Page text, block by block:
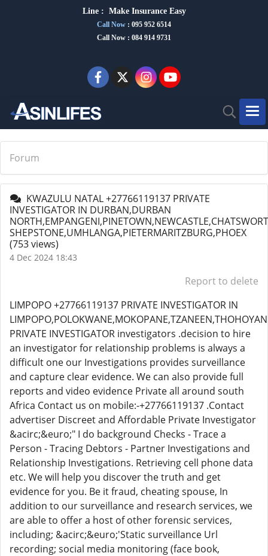
Line : Make Insurance Easy
Call Now : 095 952 6514
Call Now : 084 914 9731
Forum
KWAZULU NATAL +27766119137 PRIVATE
INVESTIGATOR IN DURBAN,DURBAN
SHEPSTONE,UMHLANGA,PIETERMARITZBURG,PHOEX
(753 views)
4 Dec 2024 18:43
Report to delete
LIMPOPO +27766119137 PRIVATE INVESTIGATOR IN
PRIVATE INVESTIGATOR investigators .decision to hire
an investigator for relationship problems is always a
difficult one our Investigations provides surveillance
and capture clear evidence. We can also provide full
reports and video evidence Private all around south
Africa Contact us on mobile:-+27766119137 .Contact
advertiser Discreet and Affordable Private Investigator
&acirc;&euro;" I do background Checks - Trace a
Person - Tracing Debtors - Partner Investigations and
Relationship Investigations. Retrieving cell phone data
etc. We will help you discover the truth and get
evidence for you. Be it fraud, cheating spouse, In
addition to our surveillance and research services, we
are able to offer a host of other forensic services,
including; &acirc;&euro;'Static surveillance Url
recording; social media monitoring (face book,